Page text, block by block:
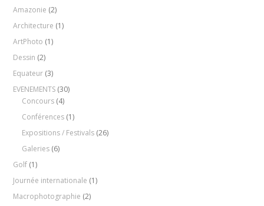
Amazonie (2)
Architecture (1)
ArtPhoto (1)
Dessin (2)
Equateur (3)
EVENEMENTS (30)
Concours (4)
Conférences (1)
Expositions / Festivals (26)
Galeries (6)
Golf (1)
Journée internationale (1)
Macrophotographie (2)